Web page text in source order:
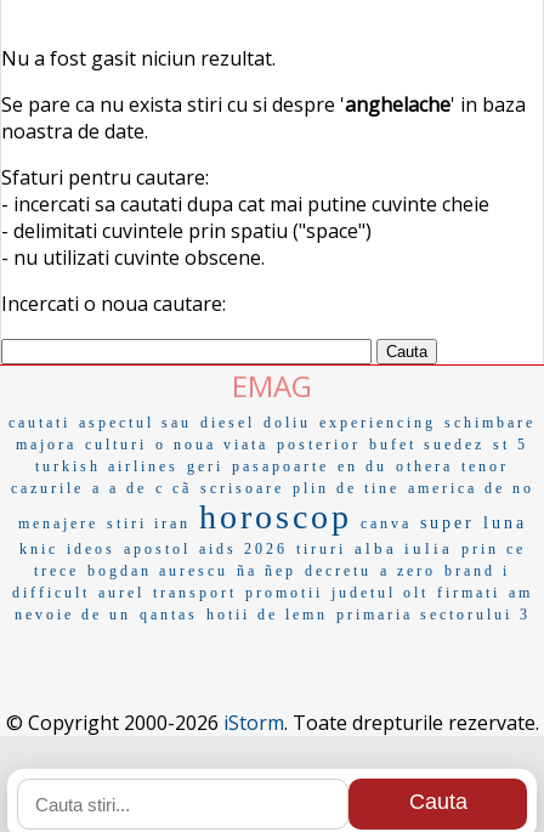
Nu a fost gasit niciun rezultat.
Se pare ca nu exista stiri cu si despre 'anghelache' in baza
noastra de date.
Sfaturi pentru cautare:
- incercati sa cautati dupa cat mai putine cuvinte cheie
- delimitati cuvintele prin spatiu ("space")
- nu utilizati cuvinte obscene.
Incercati o noua cautare:
EMAG
cautati aspectul sau diesel doliu experiencing
schimbare
majora
culturi o noua viata posterior bufet suedez
st 5
turkish airlines
geri pasapoarte en du othera
tenor
cazurile
a a de c cã scrisoare plin de tine america de no
menajere stiri iran horoscop canva super luna
knic ideos apostol aids 2026 tiruri alba iulia
prin ce
trece
bogdan aurescu ña ñep decretu a zero
brand i
difficult
aurel transport promotii judetul olt firmati
am
nevoie de un
qantas hotii de lemn primaria sectorului 3
© Copyright 2000-2026 iStorm. Toate drepturile rezervate.